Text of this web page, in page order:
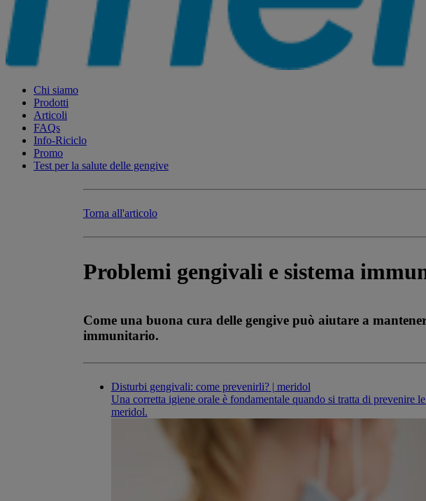
Chi siamo
Prodotti
Articoli
FAQs
Info-Riciclo
Promo
Test per la salute delle gengive
Torna all'articolo
Problemi gengivali e sistema
Come una buona cura delle gengive può aiutare a
immunitario.
Disturbi gengivali: come prevenirli? | meridol
Una corretta igiene orale è fondamentale quando si tratta di
meridol.